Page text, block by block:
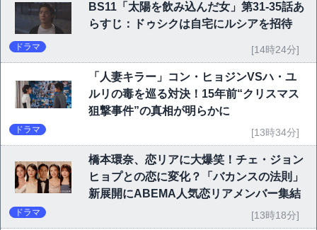
BS11「太陽を飲み込んだ女」第31-35話あ
らすじ：ドゥシクは自宅にルシアを招待
ドラマ [14時24分]
「人妻キラー」コン・ヒョジンVSハ・ユ
ルリの毒を巡る対決！15年前“クリスマス
狙撃事件”の真相が明らかに
ドラマ [13時34分]
橋本環奈、恋リアに大爆笑！チェ・ジョン
ヒョプとの恋に変化？「バカンスの法則」
新展開にABEMA人気恋リアメンバー集結
ドラマ [13時18分]